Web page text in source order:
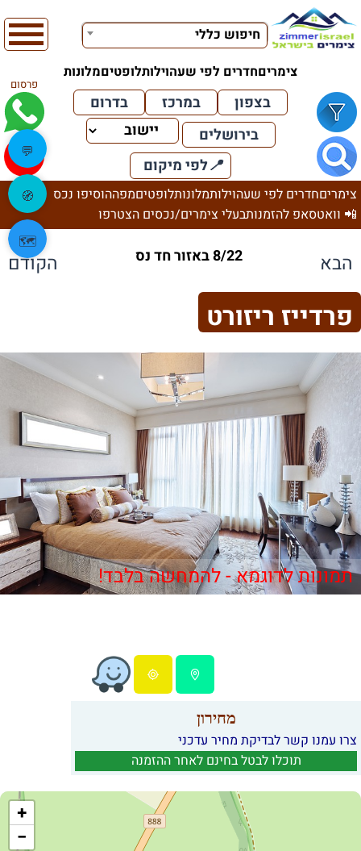
חיפוש כללי
צימריםחדרים לפי שעהוילותלופטיםמלונות
פרסום
בצפון במרכז
בדרום
בירושלים
📍לפי מיקום
צימריםחדרים לפי שעהוילותמלונותלופטיםמפההוסיפו נכס
📲 וואטסאפ להזמנותבעלי צימרים/נכסים הצטרפו
הבא 8/22 באזור חד נס הקודם
פרדייז ריזורט
תמונות לדוגמא - להמחשה בלבד!
מחירון
צרו עמנו קשר לבדיקת מחיר עדכני
תוכלו לבטל בחינם לאחר ההזמנה
+
−
💬
🧭
🗺️